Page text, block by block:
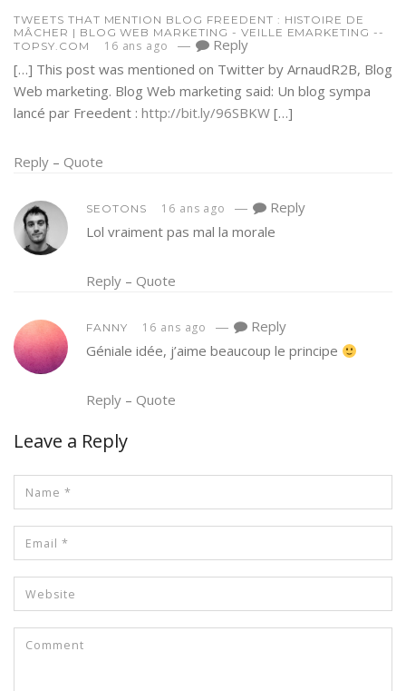
TWEETS THAT MENTION BLOG FREEDENT : HISTOIRE DE
MÂCHER | BLOG WEB MARKETING - VEILLE EMARKETING --
TOPSY.COM
16 ans ago —
Reply
[…] This post was mentioned on Twitter by ArnaudR2B, Blog
Web marketing. Blog Web marketing said: Un blog sympa
lancé par Freedent : http://bit.ly/96SBKW […]
Reply – Quote
SEOTONS 16 ans ago —
Reply
Lol vraiment pas mal la morale
Reply – Quote
FANNY 16 ans ago —
Reply
Géniale idée, j’aime beaucoup le principe
Reply – Quote
Leave a Reply